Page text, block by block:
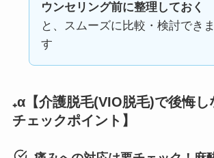
ウンセリング前に整理しておく
と、スムーズに比較・検討できま
す
₊α【介護脱毛(VIO脱毛)で後悔し
チェックポイント】